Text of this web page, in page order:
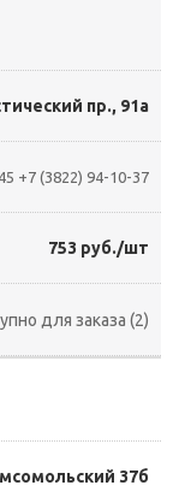
пр., 91а
+7 (3822) 94-10-37
753 руб./шт
для заказа (2)
37б